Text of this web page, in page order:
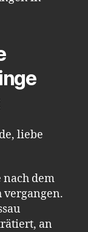
liebe
nach dem
vergangen.
an